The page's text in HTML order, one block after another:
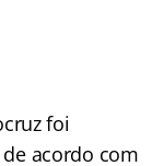
foi
acordo com